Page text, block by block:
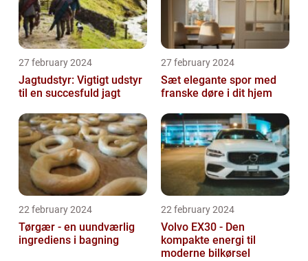
27 february 2024
Jagtudstyr: Vigtigt udstyr
til en succesfuld jagt
27 february 2024
Sæt elegante spor med
franske døre i dit hjem
22 february 2024
Tørgær - en uundværlig
ingrediens i bagning
22 february 2024
Volvo EX30 - Den
kompakte energi til
moderne bilkørsel